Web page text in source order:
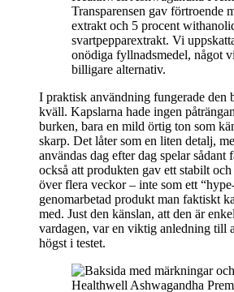
Transparensen gav förtroende
extrakt och 5 procent
svartpepparextrakt. Vi
onödiga fyllnadsmedel, något
billigare alternativ.
I praktisk användning fungerade den
kväll. Kapslarna hade ingen
burken, bara en mild örtig ton som
skarp. Det låter som en liten detalj,
användas dag efter dag spelar
också att produkten gav ett stabilt
över flera veckor – inte som ett
genomarbetad produkt man faktiskt
med. Just den känslan, att den är
vardagen, var en viktig anledning till
högst i testet.